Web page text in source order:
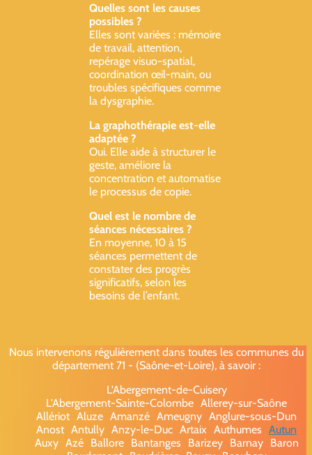
Quelles sont les causes
possibles ?
Elles sont variées : mémoire
de travail, attention,
repérage visuo-spatial,
coordination œil-main, ou
troubles spécifiques comme
la dysgraphie.
La graphothérapie est-elle
adaptée ?
Oui. Elle aide à structurer le
geste, améliore la
concentration et automatise
le processus de copie.
Quel est le nombre de
séances nécessaires ?
En moyenne, 10 à 15
séances permettent de
constater des progrès
significatifs, selon les
besoins de l’enfant.
Nous intervenons régulièrement dans toutes les communes du
département 71 - (Saône-et-Loire), à savoir :
L'Abergement-de-Cuisery
L'Abergement-Sainte-Colombe Allerey-sur-Saône
Allériot Aluze Amanzé Ameugny Anglure-sous-Dun
Anost Antully Anzy-le-Duc Artaix Authumes Autun
Auxy Azé Ballore Bantanges Barizey Barnay
Baron